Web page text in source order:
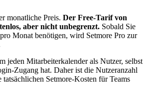
monatliche Preis. Der Free-Tarif von
aber nicht unbegrenzt. Sobald Sie
Monat benötigen, wird Setmore Pro zur
jeden Mitarbeiterkalender als Nutzer, selbst
Zugang hat. Daher ist die Nutzeranzahl
Setmore-Kosten für Teams